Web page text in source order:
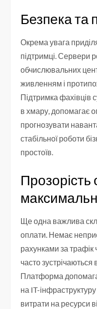
Безпека та
Окрема увага
підтримці. Сервери
обчислювальних
живленням і
Підтримка фахівців
в хмару, допомагає
прогнозувати
стабільної роботи
простоїв.
Прозорість
Ще одна важлива
оплати. Немає
рахунками за трафік
часто
Платформа
на IT-
витрати на ресурси